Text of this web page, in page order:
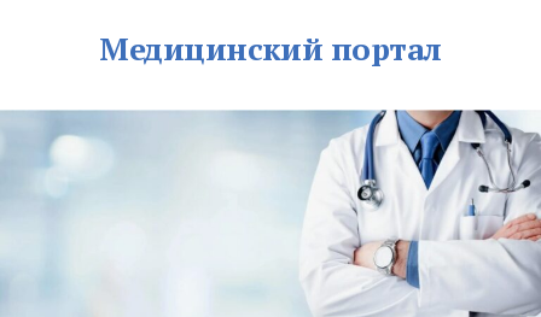
Медицинский портал